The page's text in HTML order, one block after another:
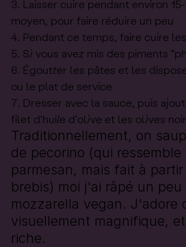
Laisser cuire pendant environ
moyen, pour faire réduire un peu
Pendant ce temps, faire cuire
Si vous avez mis des piments
Égoutter les pâtes et les
ou le plat de service
Dresser avec la sauce, puis
filet d'huile d'olive et les olives
Traditionnellement, on
de pecorino (qui ressemble
parmesan, mais fait à
brebis) moi j'ai râpé un peu
mozzarella vegan. J'adore
visuellement magnifique,
riche.